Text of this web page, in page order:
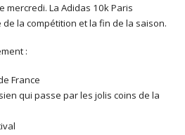
mercredi. La Adidas 10k Paris
la compétition et la fin de la saison.
:
France
qui passe par les jolis coins de la